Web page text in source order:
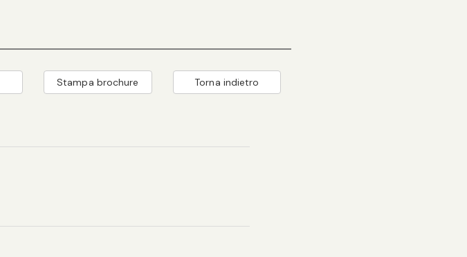
Stampa brochure Torna indietro